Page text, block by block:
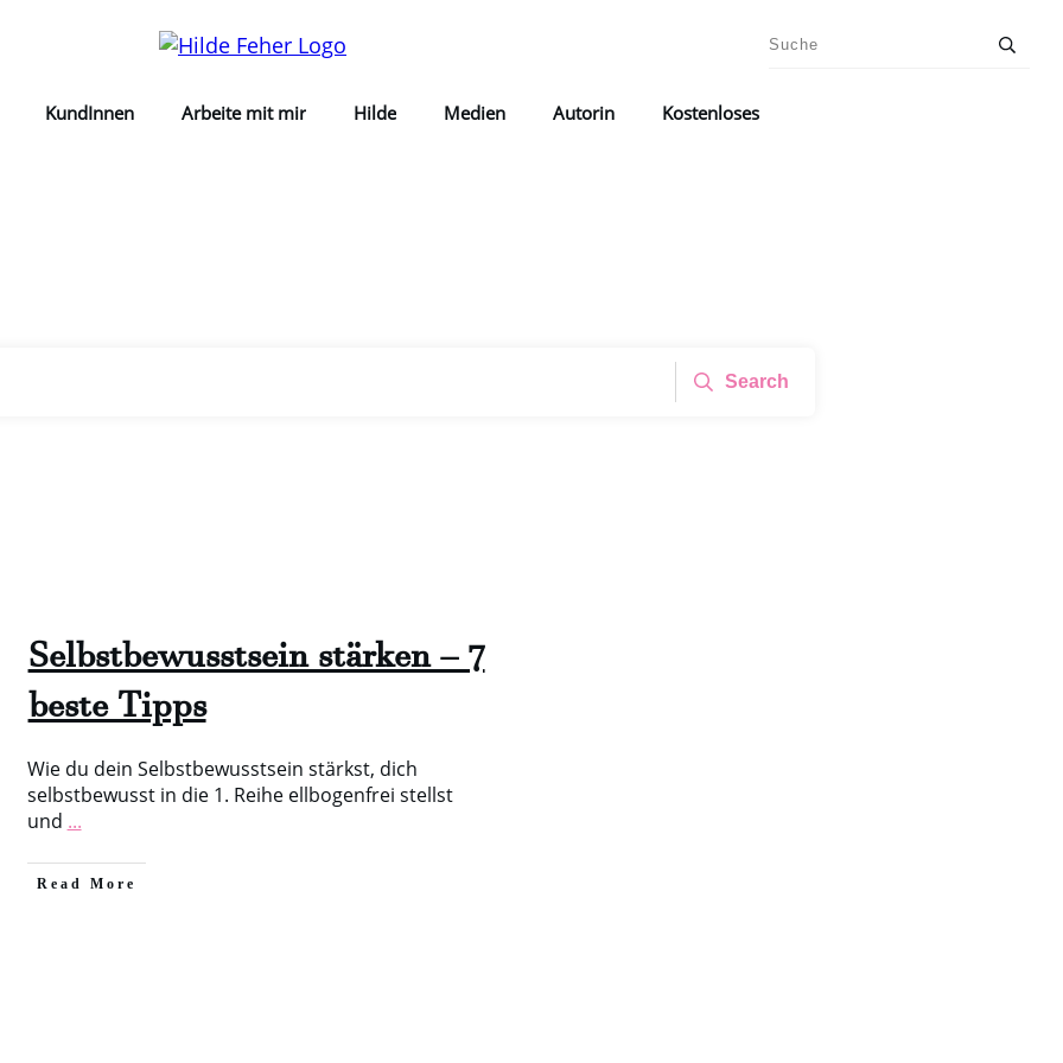
KundInnen Arbeite mit mir Hilde Medien Autorin Kostenloses
Search
Selbstbewusstsein stärken – 7
beste Tipps
Wie du dein Selbstbewusstsein stärkst, dich
selbstbewusst in die 1. Reihe ellbogenfrei stellst
und ...
​Read More